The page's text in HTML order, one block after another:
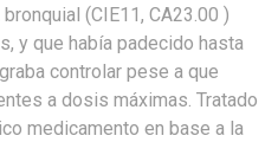
(CIE11, CA23.00 )
y que había padecido hasta
controlar pese a que
a dosis máximas. Tratado
medicamento en base a la